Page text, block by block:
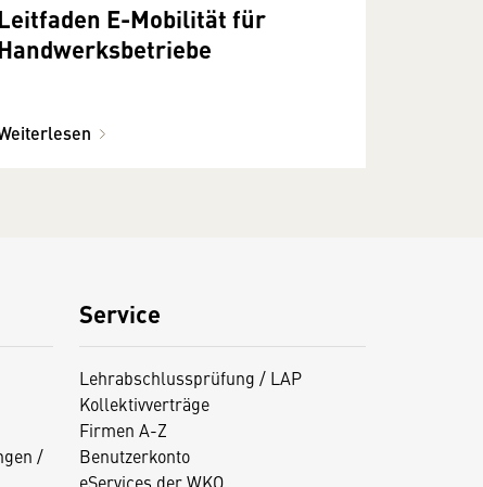
E-Mobilität für
/
Service
Lehrabschlussprüfung / LAP
Kollektivverträge
Firmen A-Z
Benutzerkonto
eServices der WKO